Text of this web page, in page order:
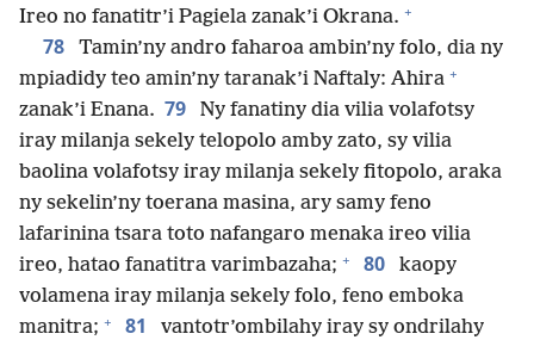
Ireo no fanatitr’i Pagiela zanak’i Okrana. +
78
Tamin’ny andro faharoa ambin’ny folo, dia ny
mpiadidy teo amin’ny taranak’i Naftaly: Ahira +
zanak’i Enana. 79
Ny fanatiny dia vilia volafotsy
iray milanja sekely telopolo amby zato, sy vilia
baolina volafotsy iray milanja sekely fitopolo, araka
ny sekelin’ny toerana masina, ary samy feno
lafarinina tsara toto nafangaro menaka ireo vilia
ireo, hatao fanatitra varimbazaha; + 80
kaopy
volamena iray milanja sekely folo, feno emboka
manitra; + 81
vantotr’ombilahy iray sy ondrilahy